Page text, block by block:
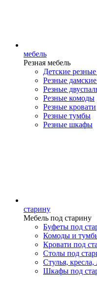
мебель
Резная мебель
Детские
Резные
Резные
Резные комоды
Резные кровати
Резные тумбы
Резные шкафы
старину
Мебель под старину
Буфеты под
Комоды и
Кровати под
Столы под
Стулья,
Шкафы под